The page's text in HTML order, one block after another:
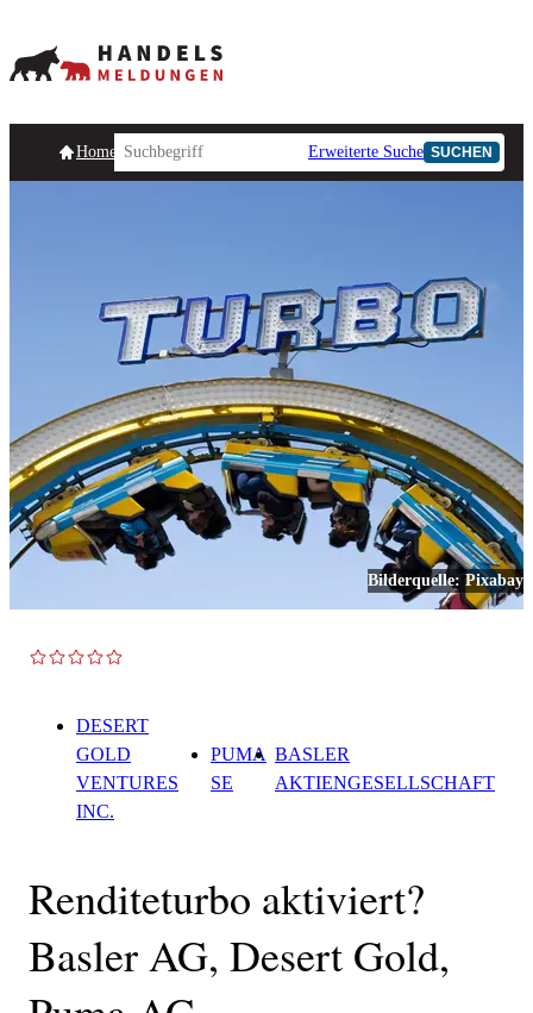
HomepageHandelsmeldungen Ad-Hoc-Meldungen
Erweiterte Suche SUCHEN
Bilderquelle:Pixabay
DESERT
GOLD
VENTURES
INC.
PUMA
SE
BASLER
AKTIENGESELLSCHAFT
Renditeturbo aktiviert?
Basler AG, Desert Gold,